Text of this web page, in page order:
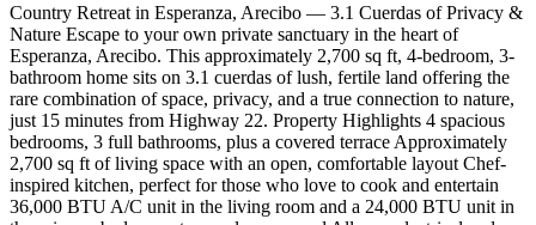
Country Retreat in Esperanza, Arecibo — 3.1 Cuerdas of Privacy &
Nature Escape to your own private sanctuary in the heart of
Esperanza, Arecibo. This approximately 2,700 sq ft, 4-bedroom, 3-
bathroom home sits on 3.1 cuerdas of lush, fertile land offering the
rare combination of space, privacy, and a true connection to nature,
just 15 minutes from Highway 22. Property Highlights 4 spacious
bedrooms, 3 full bathrooms, plus a covered terrace Approximately
2,700 sq ft of living space with an open, comfortable layout Chef-
inspired kitchen, perfect for those who love to cook and entertain
36,000 BTU A/C unit in the living room and a 24,000 BTU unit in